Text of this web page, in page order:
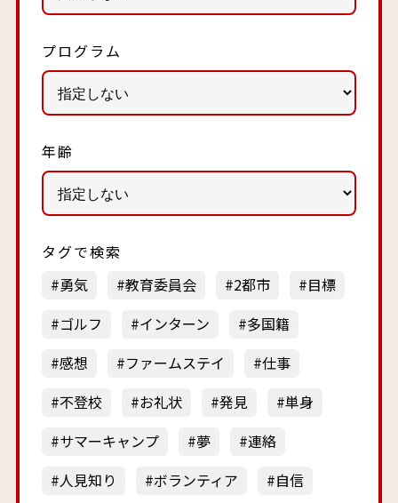
プログラム
年齢
タグで検索
勇気
教育委員会 2都市
目標
ゴルフ
インターン
多国籍
感想
ファームステイ
仕事
不登校
お礼状 発見
単身
サマーキャンプ
夢
連絡
人見知り
ボランティア
自信